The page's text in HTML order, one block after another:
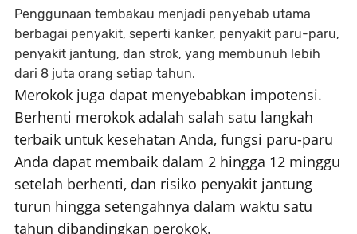
Penggunaan tembakau menjadi penyebab utama
berbagai penyakit, seperti kanker, penyakit paru-paru,
penyakit jantung, dan strok, yang membunuh lebih
dari 8 juta orang setiap tahun.
Merokok juga dapat menyebabkan impotensi.
Berhenti merokok adalah salah satu langkah
terbaik untuk kesehatan Anda, fungsi paru-paru
Anda dapat membaik dalam 2 hingga 12 minggu
setelah berhenti, dan risiko penyakit jantung
turun hingga setengahnya dalam waktu satu
tahun dibandingkan perokok.